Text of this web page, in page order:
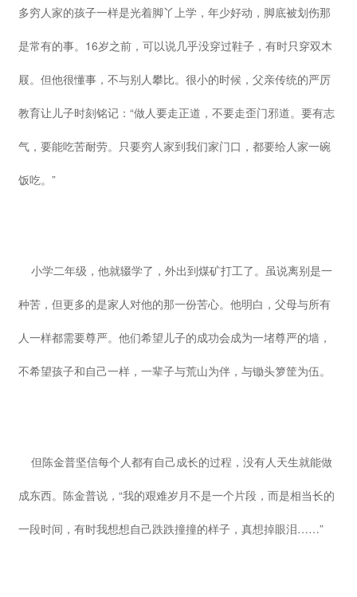
多穷人家的孩子一样是光着脚丫上学，年少好动，脚底被划伤那
是常有的事。16岁之前，可以说几乎没穿过鞋子，有时只穿双木
屐。但他很懂事，不与别人攀比。很小的时候，父亲传统的严厉
教育让儿子时刻铭记：“做人要走正道，不要走歪门邪道。要有志
气，要能吃苦耐劳。只要穷人家到我们家门口，都要给人家一碗
饭吃。”
小学二年级，他就辍学了，外出到煤矿打工了。虽说离别是一
种苦，但更多的是家人对他的那一份苦心。他明白，父母与所有
人一样都需要尊严。他们希望儿子的成功会成为一堵尊严的墙，
不希望孩子和自己一样，一辈子与荒山为伴，与锄头箩筐为伍。
但陈金普坚信每个人都有自己成长的过程，没有人天生就能做
成东西。陈金普说，“我的艰难岁月不是一个片段，而是相当长的
一段时间，有时我想想自己跌跌撞撞的样子，真想掉眼泪……”